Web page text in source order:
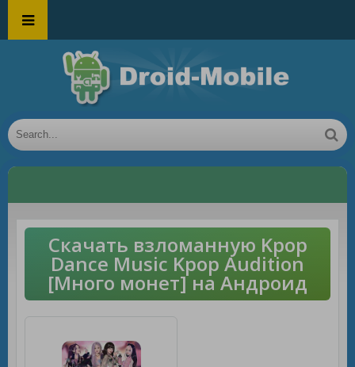
Скачать взломанную Kpop
Dance Music Kpop Audition
[Много монет] на Андроид